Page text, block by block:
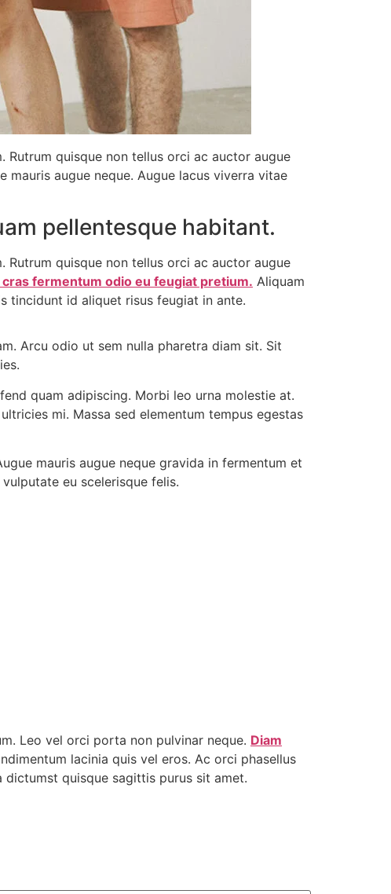
quisque non tellus orci ac auctor augue
augue neque. Augue lacus viverra vitae
pellentesque habitant.
quisque non tellus orci ac auctor augue
cras fermentum odio eu feugiat pretium. Aliquam
tincidunt id aliquet risus feugiat in ante.
Arcu odio ut sem nulla pharetra diam sit. Sit
quam adipiscing. Morbi leo urna molestie at.
mi. Massa sed elementum tempus egestas
mauris augue neque gravida in fermentum et
eu scelerisque felis.
Leo vel orci porta non pulvinar neque. Diam
lacinia quis vel eros. Ac orci phasellus
quisque sagittis purus sit amet.